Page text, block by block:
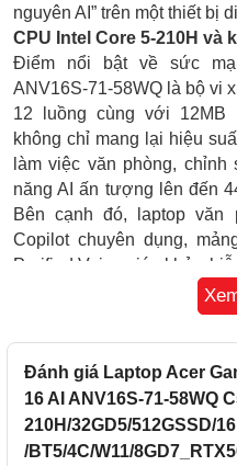
nguyên AI” trên một thiết bị
CPU Intel Core 5-210H và
Điểm nổi bật về sức
ANV16S-71-58WQ là bộ vi
12 luồng cùng với 12MB
không chỉ mang lại hiệu
làm việc văn phòng,
năng AI ấn tượng lên đến
Bên cạnh đó, laptop
Copilot chuyên dụng,
Purified Voice giúp khử
đàm thoại và hỗ trợ tốt cho
Đánh giá Laptop Acer
16 AI ANV16S-71-58WQ
210H/32GD5/512GSSD/
/BT5/4C/W11/